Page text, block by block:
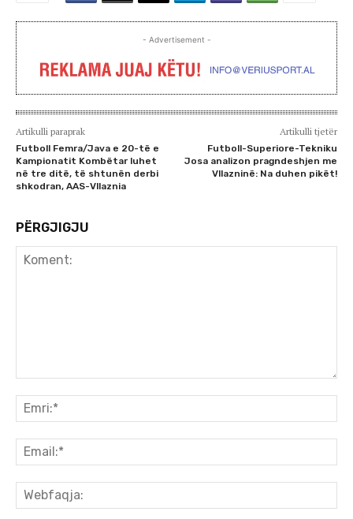
- Advertisement -
Artikulli paraprak
Futboll Femra/Java e 20-të e
Kampionatit Kombëtar luhet
në tre ditë, të shtunën derbi
shkodran, AAS-Vllaznia
Artikulli tjetër
Futboll-Superiore-Tekniku
Josa analizon pragndeshjen me
Vllazninë: Na duhen pikët!
PËRGJIGJU